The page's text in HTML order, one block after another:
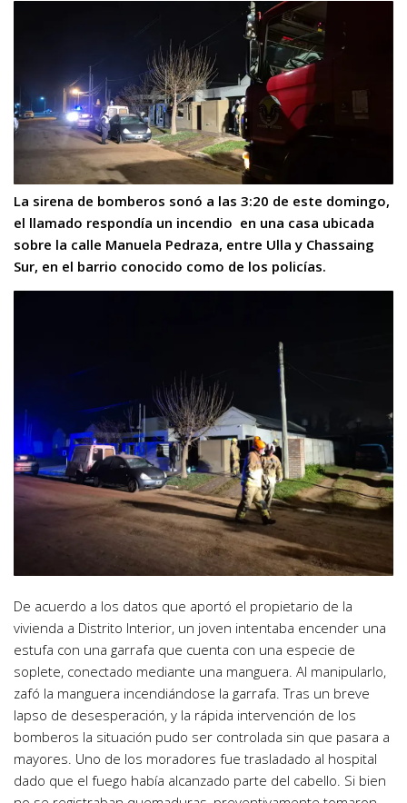
La sirena de bomberos sonó a las 3:20 de este domingo,
el llamado respondía un incendio en una casa ubicada
sobre la calle Manuela Pedraza, entre Ulla y Chassaing
Sur, en el barrio conocido como de los policías.
De acuerdo a los datos que aportó el propietario de la
vivienda a Distrito Interior, un joven intentaba encender una
estufa con una garrafa que cuenta con una especie de
soplete, conectado mediante una manguera. Al manipularlo,
zafó la manguera incendiándose la garrafa. Tras un breve
lapso de desesperación, y la rápida intervención de los
bomberos la situación pudo ser controlada sin que pasara a
mayores. Uno de los moradores fue trasladado al hospital
dado que el fuego había alcanzado parte del cabello. Si bien